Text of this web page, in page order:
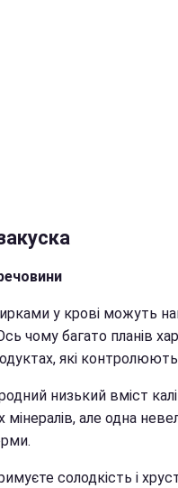
у крові можуть
чому багато планів
які
низький вміст
мінералів, але одна
солодкість і